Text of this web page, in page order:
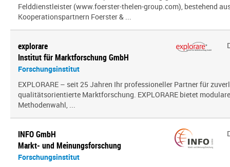
Felddienstleister (www.foerster-thelen-group.com), bestehend
Kooperationspartnern Foerster & ...
explorare
Institut für Marktforschung GmbH
Forschungsinstitut
EXPLORARE – seit 25 Jahren Ihr professioneller Partner für
qualitätsorientierte Marktforschung. EXPLORARE bietet
Methodenwahl, ...
INFO GmbH
Markt- und Meinungsforschung
Forschungsinstitut